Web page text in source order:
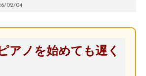
02/04
アノを始めても遅く